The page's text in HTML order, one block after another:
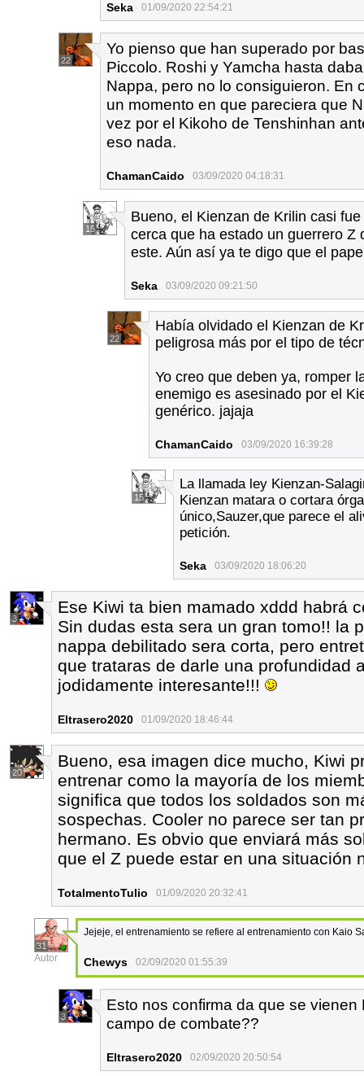
Seka 01/09/2020 22:54:21
22
Yo pienso que han superado por
Piccolo. Roshi y Yamcha hasta
Nappa, pero no lo consiguieron. En
un momento en que pareciera que
vez por el Kikoho de Tenshinhan
eso nada.
ChamanCaido 03/09/2020 04:18:31
15
Bueno, el Kienzan de Krilin casi
cerca que ha estado un guerrero
este. Aún así ya te digo que el
Seka 03/09/2020 09:21:50
22
Había olvidado el Kienzan de
peligrosa más por el tipo de
Yo creo que deben ya, romper
enemigo es asesinado por el
genérico. jajaja
ChamanCaido 03/09/2020 16:39:28
15
La llamada ley Kienzan-
Kienzan matara o cortara
único,Sauzer,que parece el
petición.
Seka 03/09/2020 18:06:20
3
Ese Kiwi ta bien mamado xddd habrá
Sin dudas esta sera un gran tomo!! la
nappa debilitado sera corta, pero
que trataras de darle una profundidad
jodidamente interesante!!!
Eltrasero2020 01/09/2020 18:46:44
20
Bueno, esa imagen dice mucho, Kiwi
entrenar como la mayoría de los
significa que todos los soldados son
sospechas. Cooler no parece ser tan
hermano. Es obvio que enviará más
que el Z puede estar en una situación
TotalmentoTulio 01/09/2020 20:32:41
31
Autor
Jejeje, el entrenamiento se refiere al entrenamiento con Kaio
Chewys 02/09/2020 01:55:39
3
Esto nos confirma da que se
campo de combate??
Eltrasero2020 02/09/2020 20:50:54